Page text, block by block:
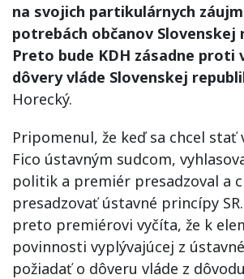
na svojich partikulárnych
potrebách občanov Slovenskej
Preto bude KDH zásadne proti
dôvery vláde Slovenskej
Horecký.
Pripomenul, že keď sa chcel stať
Fico ústavným sudcom,
politik a premiér presadzoval a
presadzovať ústavné princípy
preto premiérovi vyčíta, že k
povinnosti vyplývajúcej z
požiadať o dôveru vláde z